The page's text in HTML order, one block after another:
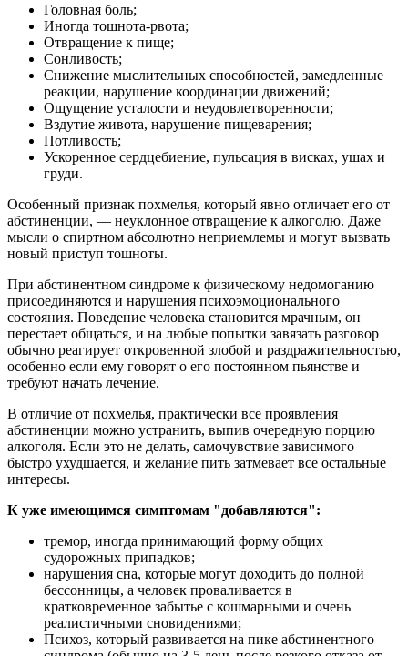
Головная боль;
Иногда тошнота-рвота;
Отвращение к пище;
Сонливость;
Снижение мыслительных способностей, замедленные
реакции, нарушение координации движений;
Ощущение усталости и неудовлетворенности;
Вздутие живота, нарушение пищеварения;
Потливость;
Ускоренное сердцебиение, пульсация в висках, ушах и
груди.
Особенный признак похмелья, который явно отличает его от
абстиненции, — неуклонное отвращение к алкоголю. Даже
мысли о спиртном абсолютно неприемлемы и могут вызвать
новый приступ тошноты.
При абстинентном синдроме к физическому недомоганию
присоединяются и нарушения психоэмоционального
состояния. Поведение человека становится мрачным, он
перестает общаться, и на любые попытки завязать разговор
обычно реагирует откровенной злобой и раздражительностью,
особенно если ему говорят о его постоянном пьянстве и
требуют начать лечение.
В отличие от похмелья, практически все проявления
абстиненции можно устранить, выпив очередную порцию
алкоголя. Если это не делать, самочувствие зависимого
быстро ухудшается, и желание пить затмевает все остальные
интересы.
К уже имеющимся симптомам "добавляются":
тремор, иногда принимающий форму общих
судорожных припадков;
нарушения сна, которые могут доходить до полной
бессонницы, а человек проваливается в
кратковременное забытье с кошмарными и очень
реалистичными сновидениями;
Психоз, который развивается на пике абстинентного